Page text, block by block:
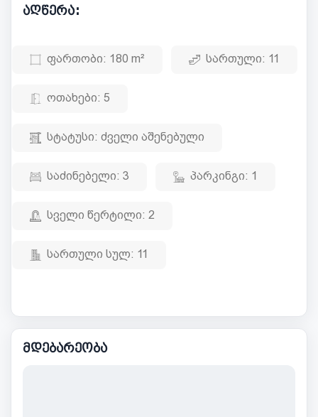
აღწერა:
ფართობი: 180 m² სართული: 11
ოთახები: 5
სტატუსი: ძველი აშენებული
საძინებელი: 3 პარკინგი: 1
სველი წერტილი: 2
სართული სულ: 11
მდებარეობა